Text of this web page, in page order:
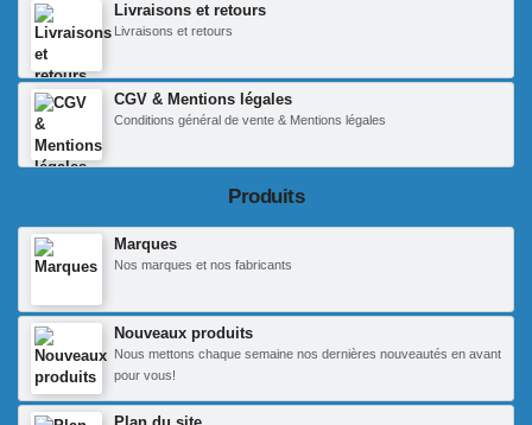
Livraisons et retours
Livraisons et retours
CGV & Mentions légales
Conditions général de vente & Mentions légales
Produits
Marques
Nos marques et nos fabricants
Nouveaux produits
Nous mettons chaque semaine nos dernières nouveautés en avant
pour vous!